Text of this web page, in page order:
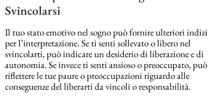
Svincolarsi
Il tuo stato emotivo nel sogno può fornire ulteriori indizi
per l’interpretazione. Se ti senti sollevato o libero nel
svincolarti, può indicare un desiderio di liberazione e di
autonomia. Se invece ti senti ansioso o preoccupato, può
riflettere le tue paure o preoccupazioni riguardo alle
conseguenze del liberarti da vincoli o responsabilità.